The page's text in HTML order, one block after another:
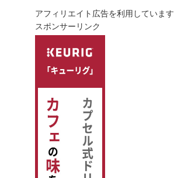
アフィリエイト広告を利用しています
スポンサーリンク